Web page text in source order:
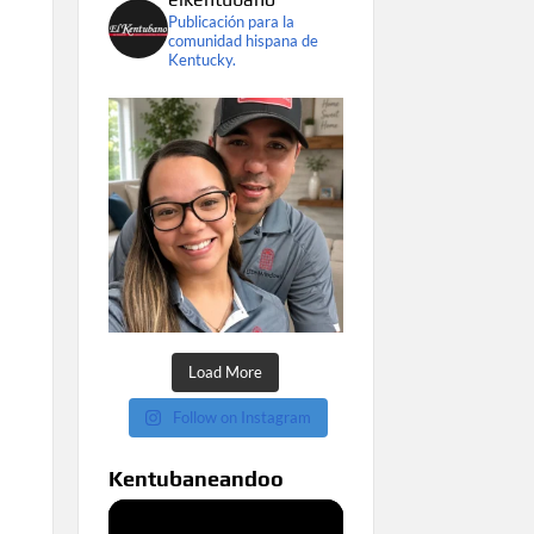
Publicación para la
comunidad hispana de
Kentucky.
Load More
Follow on Instagram
Kentubaneandoo